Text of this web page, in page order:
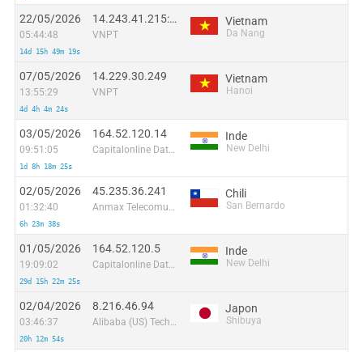
22/05/2026
05:44:48
14d 15h 49m 19s
14.243.41.215:57361
VNPT
Vietnam
Da Nang
07/05/2026
13:55:29
4d 4h 4m 24s
14.229.30.249
VNPT
Vietnam
Hanoi
03/05/2026
09:51:05
1d 8h 18m 25s
164.52.120.14
Capitalonline Data Service (HK) Co
Inde
New Delhi
02/05/2026
01:32:40
6h 23m 38s
45.235.36.241
Anmax Telecomunicaciones Maximiliano Biondi Eirl
Chili
San Bernardo
01/05/2026
19:09:02
29d 15h 22m 25s
164.52.120.5
Capitalonline Data Service (HK) Co
Inde
New Delhi
02/04/2026
03:46:37
20h 12m 54s
8.216.46.94
Alibaba (US) Technology Co., Ltd.
Japon
Shibuya